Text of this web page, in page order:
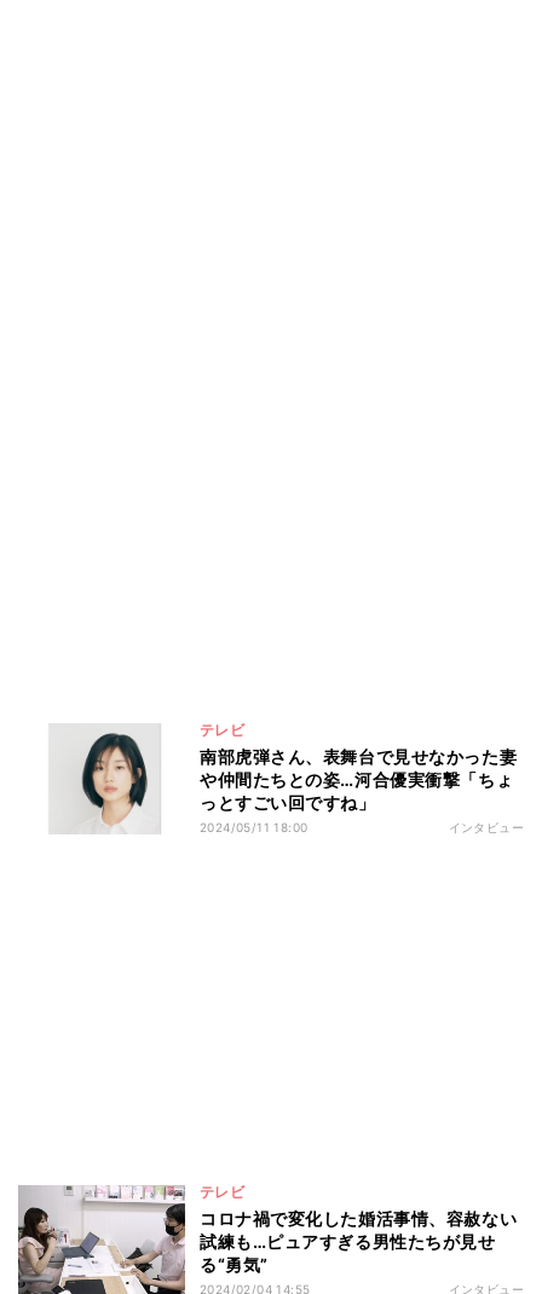
テレビ
南部虎弾さん、表舞台で見せなかった妻
や仲間たちとの姿…河合優実衝撃「ちょ
っとすごい回ですね」
2024/05/11 18:00 インタビュー
テレビ
コロナ禍で変化した婚活事情、容赦ない
試練も…ピュアすぎる男性たちが見せ
る“勇気”
2024/02/04 14:55 インタビュー